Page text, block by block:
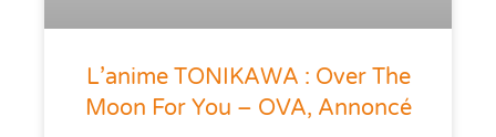
L’anime TONIKAWA : Over The
Moon For You – OVA, Annoncé